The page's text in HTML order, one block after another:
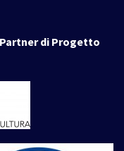
Partner di Progetto